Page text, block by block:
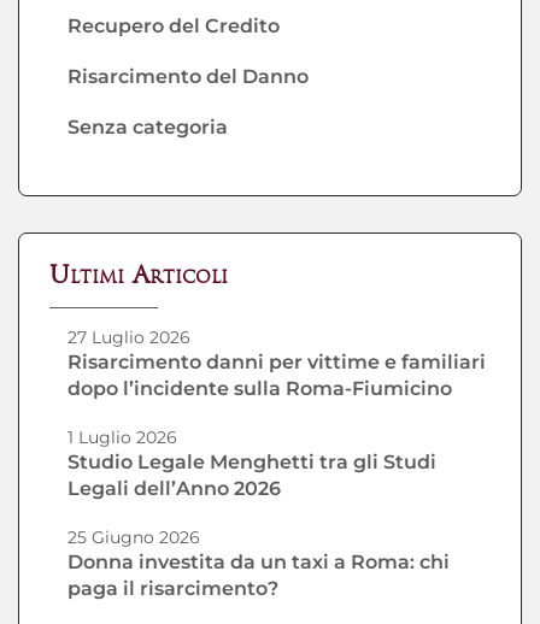
Recupero del Credito
Risarcimento del Danno
Senza categoria
Ultimi Articoli
Risarcimento danni per vittime e familiari
dopo l’incidente sulla Roma-Fiumicino
27 Luglio 2026
Studio Legale Menghetti tra gli Studi
Legali dell’Anno 2026
1 Luglio 2026
Donna investita da un taxi a Roma: chi
paga il risarcimento?
25 Giugno 2026